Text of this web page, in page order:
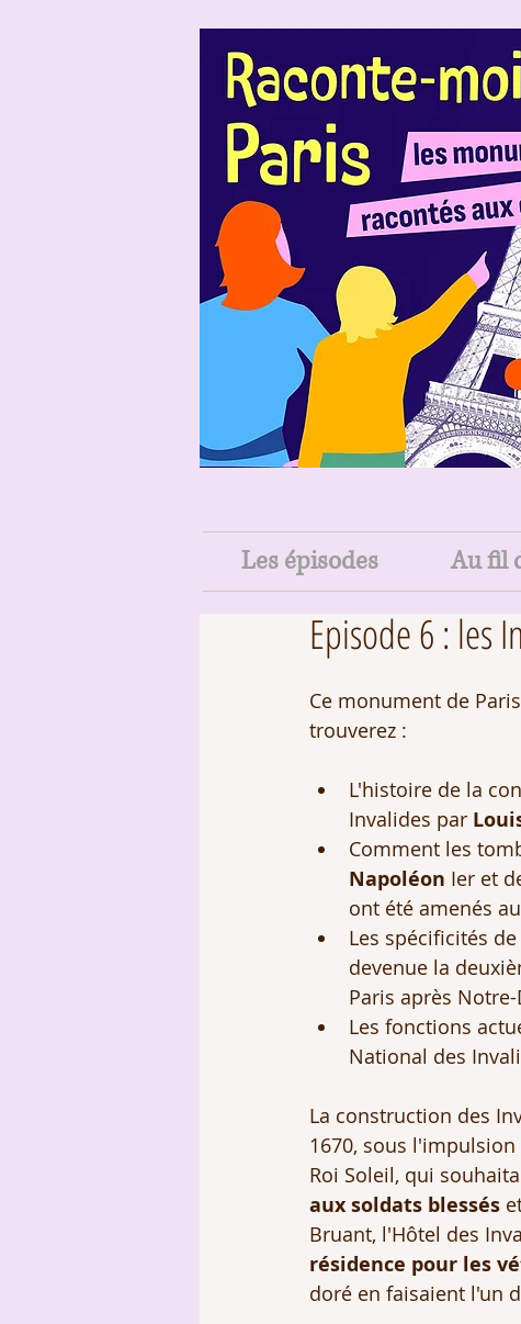
Les épisodes Au fil
Episode 6 : les
Ce monument de
trouverez :
L'histoire de la
Invalides par
Comment les
Napoléon Ier et
ont été amenés
Les spécificités
devenue la
Paris après
Les fonctions
National des
La construction des
1670, sous l'impulsion
Roi Soleil, qui
aux soldats blessés
Bruant, l'Hôtel des
résidence pour les
doré en faisaient l'un